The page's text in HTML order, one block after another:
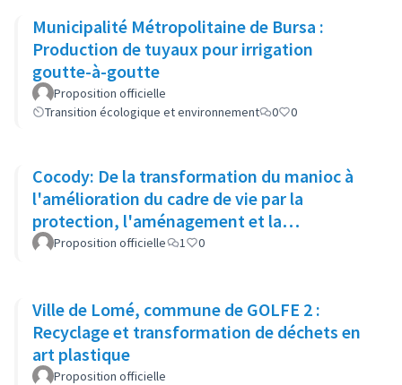
Municipalité Métropolitaine de Bursa :
Production de tuyaux pour irrigation
goutte-à-goutte
Proposition officielle
Transition écologique et environnement
0 0
Cocody: De la transformation du manioc à
l'amélioration du cadre de vie par la
protection, l'aménagement et la
réhabilitation des bords lagunaires
Proposition officielle 1 0
Ville de Lomé, commune de GOLFE 2 :
Recyclage et transformation de déchets en
art plastique
Proposition officielle